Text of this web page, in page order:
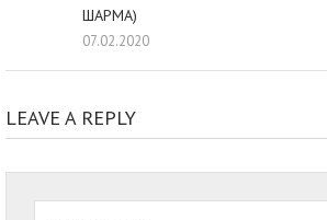
ШАРМА)
07.02.2020
LEAVE A REPLY